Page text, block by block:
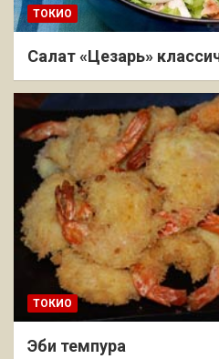
ТОКИО
Салат «Цезарь»
ТОКИО
Эби темпура